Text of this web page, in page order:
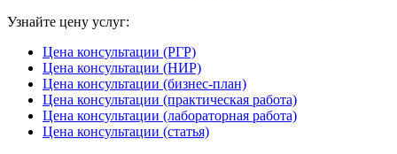
Узнайте цену услуг:
Цена консультации (РГР)
Цена консультации (НИР)
Цена консультации (бизнес-план)
Цена консультации (практическая работа)
Цена консультации (лабораторная работа)
Цена консультации (статья)